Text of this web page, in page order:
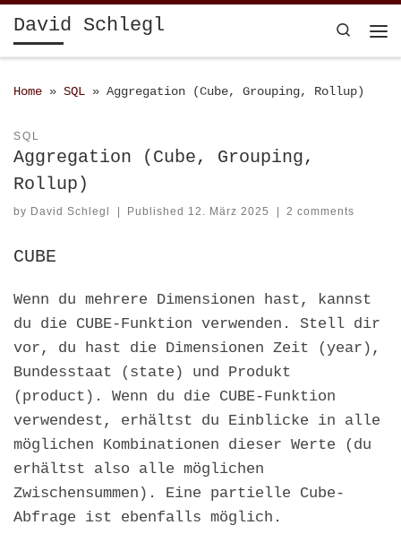
Skip to content
David Schlegl Search
Home » SQL » Aggregation (Cube, Grouping, Rollup)
SQL
Aggregation (Cube, Grouping,
Rollup)
by David Schlegl Published 12. März 2025 2 comments
CUBE
Wenn du mehrere Dimensionen hast, kannst
du die CUBE-Funktion verwenden. Stell dir
vor, du hast die Dimensionen Zeit (year),
Bundesstaat (state) und Produkt
(product). Wenn du die CUBE-Funktion
verwendest, erhältst du Einblicke in alle
möglichen Kombinationen dieser Werte (du
erhältst also alle möglichen
Zwischensummen). Eine partielle Cube-
Abfrage ist ebenfalls möglich.